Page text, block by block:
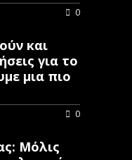
0
και
για το
μια πιο
0
Μόλις